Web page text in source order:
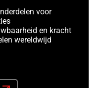
voor
en kracht
wereldwijd